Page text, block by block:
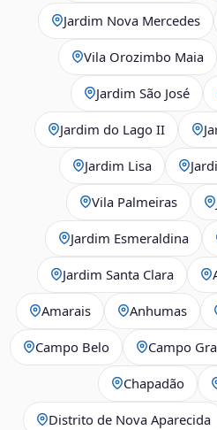
Jardim Nova Mercedes
Vila Orozimbo Maia
Jardim São José
Jardim do Lago II
Jardim Lisa
Vila Palmeiras
Jardim Esmeraldina
Jardim Santa Clara
Amarais Anhumas
Campo Belo Campo
Chapadão
Distrito de Nova Aparecida